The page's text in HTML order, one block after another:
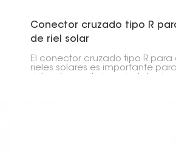
Conector cruzado tipo R
de riel solar
El conector cruzado tipo R
rieles solares es importante